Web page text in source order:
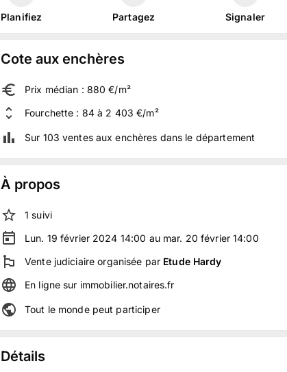
Planifiez Partagez Signaler
Cote aux enchères
Prix médian : 880 €/m²
Fourchette : 84 à 2 403 €/m²
Sur 103 ventes aux enchères dans le département
À propos
1 suivi
Lun. 19 février 2024 14:00 au mar. 20 février 14:00
Vente judiciaire organisée par Etude Hardy
En ligne sur immobilier.notaires.fr
Tout le monde peut participer
Détails